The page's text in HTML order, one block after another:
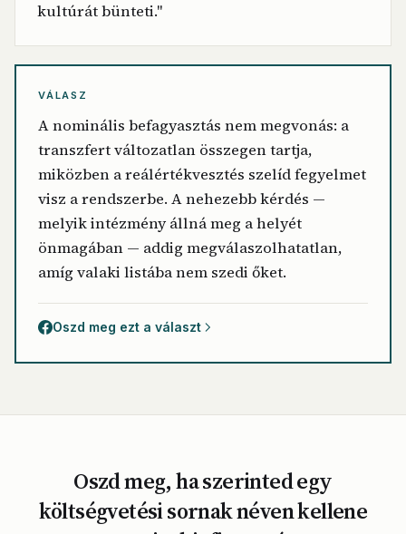
kultúrát bünteti."
VÁLASZ
A nominális befagyasztás nem megvonás: a
transzfert változatlan összegen tartja,
miközben a reálértékvesztés szelíd fegyelmet
visz a rendszerbe. A nehezebb kérdés —
melyik intézmény állná meg a helyét
önmagában — addig megválaszolhatatlan,
amíg valaki listába nem szedi őket.
Oszd meg ezt a választ
Oszd meg, ha szerinted egy
költségvetési sornak néven kellene